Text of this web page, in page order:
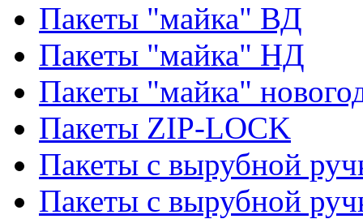
Пакеты "майка" ВД
Пакеты "майка" НД
Пакеты "майка"
Пакеты ZIP-LOCK
Пакеты с вырубной
Пакеты с вырубной